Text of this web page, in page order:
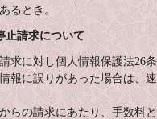
るとき。
止請求について
求に対し個人情報保護法26
報に誤りがあった場合は、
らの請求にあたり、手数料